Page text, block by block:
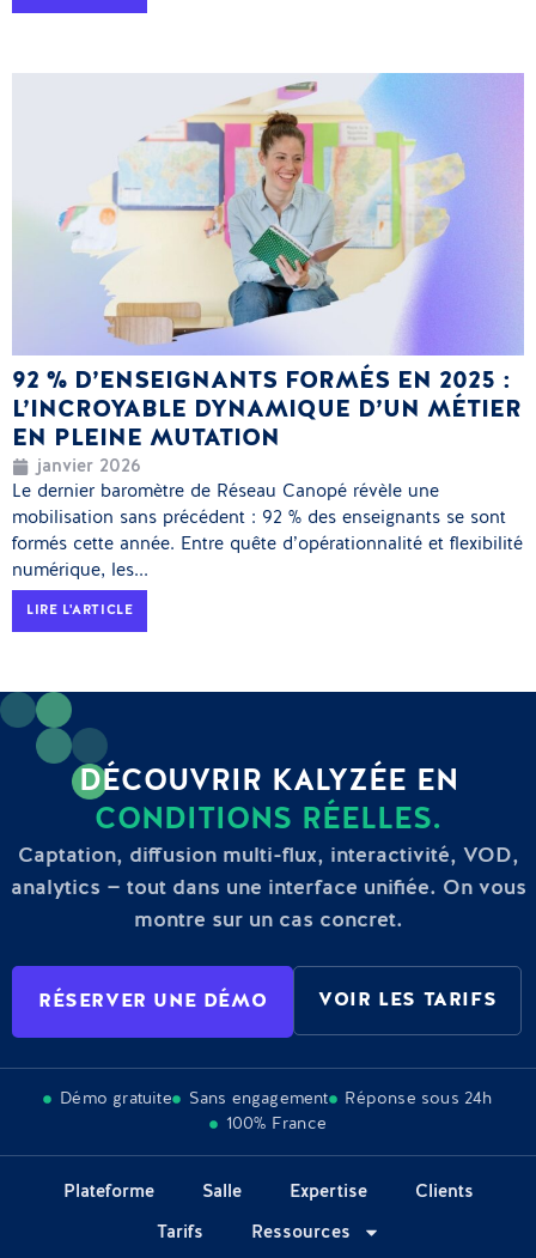
92 % D’ENSEIGNANTS FORMÉS EN 2025 :
L’INCROYABLE DYNAMIQUE D’UN MÉTIER
EN PLEINE MUTATION
janvier 2026
Le dernier baromètre de Réseau Canopé révèle une
mobilisation sans précédent : 92 % des enseignants se sont
formés cette année. Entre quête d’opérationnalité et flexibilité
numérique, les...
LIRE L'ARTICLE
DÉCOUVRIR KALYZÉE EN
CONDITIONS RÉELLES.
Captation, diffusion multi-flux, interactivité, VOD,
analytics — tout dans une interface unifiée. On vous
montre sur un cas concret.
RÉSERVER UNE DÉMO VOIR LES TARIFS
Démo gratuite Sans engagement
Réponse sous 24h
100% France
Plateforme Salle Expertise Clients
Tarifs Ressources